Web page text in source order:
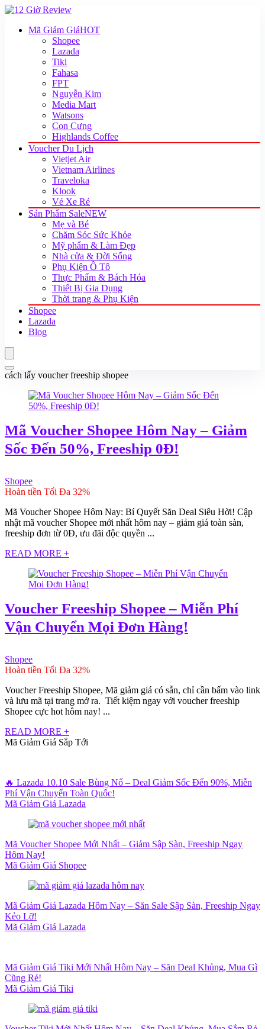
Mã Giảm GiáHOT
Shopee
Lazada
Tiki
Fahasa
FPT
Nguyễn Kim
Media Mart
Watsons
Con Cưng
Highlands Coffee
Voucher Du Lịch
Vietjet Air
Vietnam Airlines
Traveloka
Klook
Vé Xe Rẻ
Sản Phẩm SaleNEW
Mẹ và Bé
Chăm Sóc Sức Khỏe
Mỹ phẩm & Làm Đẹp
Nhà cửa & Đời Sống
Phụ Kiện Ô Tô
Thực Phẩm & Bách Hóa
Thiết Bị Gia Dụng
Thời trang & Phụ Kiện
Shopee
Lazada
Blog
cách lấy voucher freeship shopee
Mã Voucher Shopee Hôm Nay – Giảm
Sốc Đến 50%, Freeship 0Đ!
Shopee
Hoàn tiền Tối Đa 32%
Mã Voucher Shopee Hôm Nay: Bí Quyết Săn Deal Siêu Hời! Cập
nhật mã voucher Shopee mới nhất hôm nay – giảm giá toàn sàn,
freeship đơn từ 0Đ, ưu đãi độc quyền ...
READ MORE +
Voucher Freeship Shopee – Miễn Phí
Vận Chuyển Mọi Đơn Hàng!
Shopee
Hoàn tiền Tối Đa 32%
Voucher Freeship Shopee, Mã giảm giá có sẵn, chỉ cần bấm vào link
và lưu mã tại trang mở ra. Tiết kiệm ngay với voucher freeship
Shopee cực hot hôm nay! ...
READ MORE +
Mã Giảm Giá Sắp Tới
🔥 Lazada 10.10 Sale Bùng Nổ – Deal Giảm Sốc Đến 90%, Miễn
Phí Vận Chuyển Toàn Quốc!
Mã Giảm Giá Lazada
Mã Voucher Shopee Mới Nhất – Giảm Sập Sàn, Freeship Ngay
Hôm Nay!
Mã Giảm Giá Shopee
Mã Giảm Giá Lazada Hôm Nay – Săn Sale Sập Sàn, Freeship Ngay
Kẻo Lỡ!
Mã Giảm Giá Lazada
Mã Giảm Giá Tiki Mới Nhất Hôm Nay – Săn Deal Khủng, Mua Gì
Cũng Rẻ!
Mã Giảm Giá Tiki